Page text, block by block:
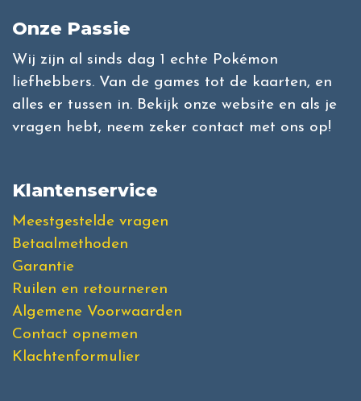
Onze Passie
Wij zijn al sinds dag 1 echte Pokémon
liefhebbers. Van de games tot de kaarten, en
alles er tussen in. Bekijk onze website en als je
vragen hebt, neem zeker contact met ons op!
Klantenservice
Meestgestelde vragen
Betaalmethoden
Garantie
Ruilen en retourneren
Algemene Voorwaarden
Contact opnemen
Klachtenformulier